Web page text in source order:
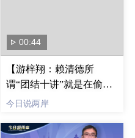
00:44
【游梓翔：赖清德所
谓“团结十讲”就是在偷
渡“台独”】
今日说两岸